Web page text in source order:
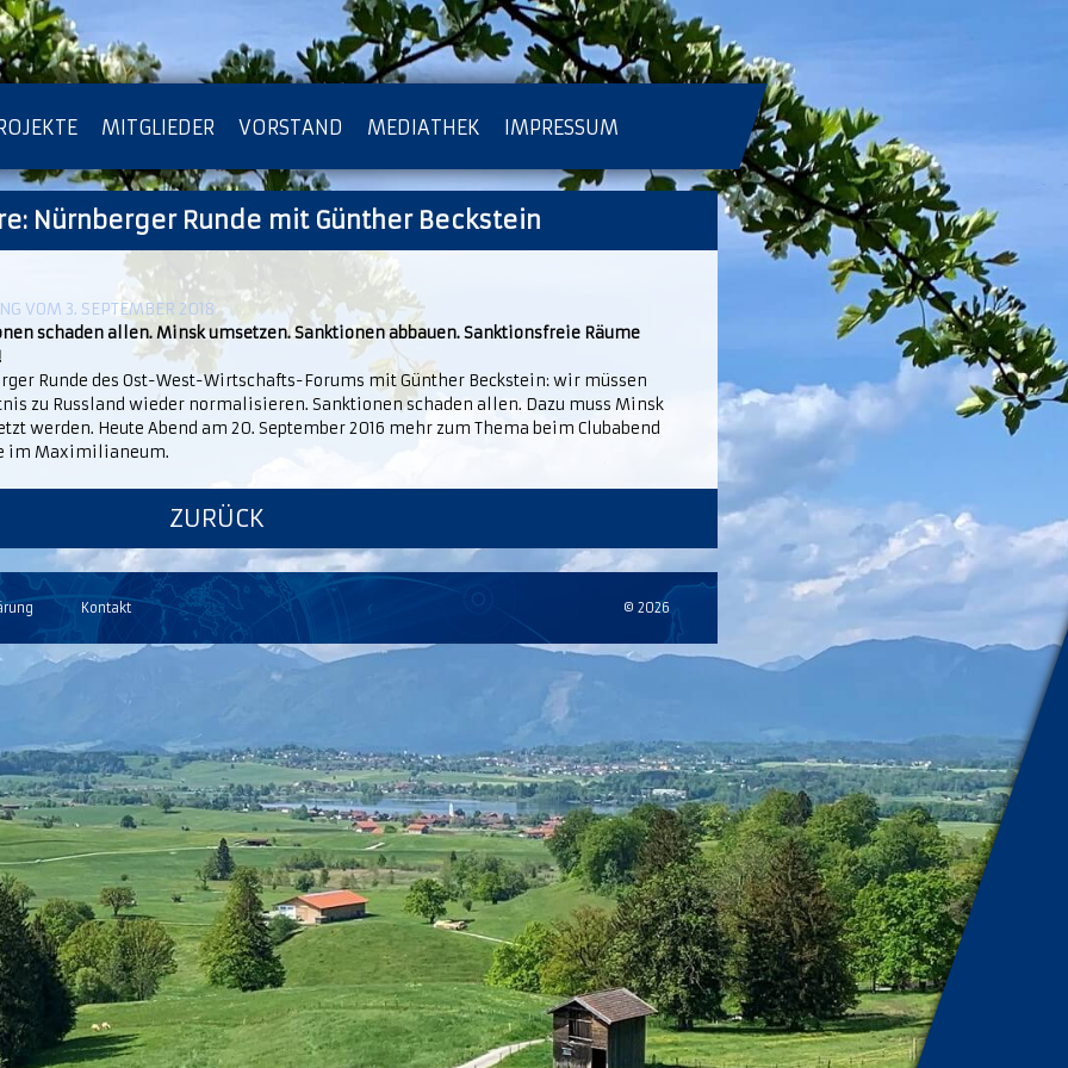
MITGLIEDER VORSTAND MEDIATHEK IMPRESSUM
ARCHIV
Nürnberger Runde mit Günther Beckstein
VOM 3. SEPTEMBER 2018
schaden allen. Minsk umsetzen. Sanktionen abbauen. Sanktionsfreie Räume
Runde des Ost-West-Wirtschafts-Forums mit Günther Beckstein: wir müssen
zu Russland wieder normalisieren. Sanktionen schaden allen. Dazu muss Minsk
werden. Heute Abend am 20. September 2016 mehr zum Thema beim Clubabend
im Maximilianeum.
ZURÜCK
Kontakt © 2026